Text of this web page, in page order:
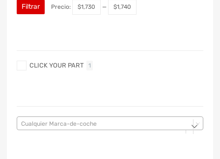
Filtrar Precio: $1,730 — $1,740
CLICK YOUR PART 1
Cualquier Marca-de-coche